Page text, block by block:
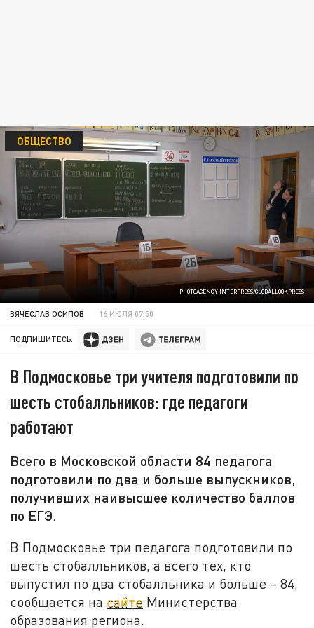
PHOTOAGENCY INTERPRESS/GLOBALLOOKPRESS
ОБЩЕСТВО
ВЯЧЕСЛАВ ОСИПОВ 16 ИЮЛЯ 07:50
ПОДПИШИТЕСЬ:
В Подмосковье три учителя подготовили по
шесть стобалльников: где педагоги
работают
Всего в Московской области 84 педагога
подготовили по два и больше выпускников,
получивших наивысшее количество баллов
по ЕГЭ.
В Подмосковье три педагога подготовили по
шесть стобалльников, а всего тех, кто
выпустил по два стобалльника и больше – 84,
сообщается на сайте Министерства
образования региона.